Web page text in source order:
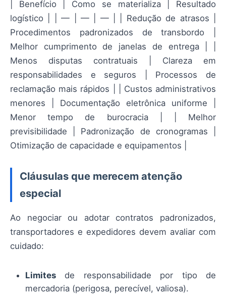
| Benefício | Como se materializa | Resultado
logístico | | — | — | — | | Redução de atrasos |
Procedimentos padronizados de transbordo |
Melhor cumprimento de janelas de entrega | |
Menos disputas contratuais | Clareza em
responsabilidades e seguros | Processos de
reclamação mais rápidos | | Custos administrativos
menores | Documentação eletrônica uniforme |
Menor tempo de burocracia | | Melhor
previsibilidade | Padronização de cronogramas |
Otimização de capacidade e equipamentos |
Cláusulas que merecem atenção
especial
Ao negociar ou adotar contratos padronizados,
transportadores e expedidores devem avaliar com
cuidado:
Limites de responsabilidade por tipo de
mercadoria (perigosa, perecível, valiosa).